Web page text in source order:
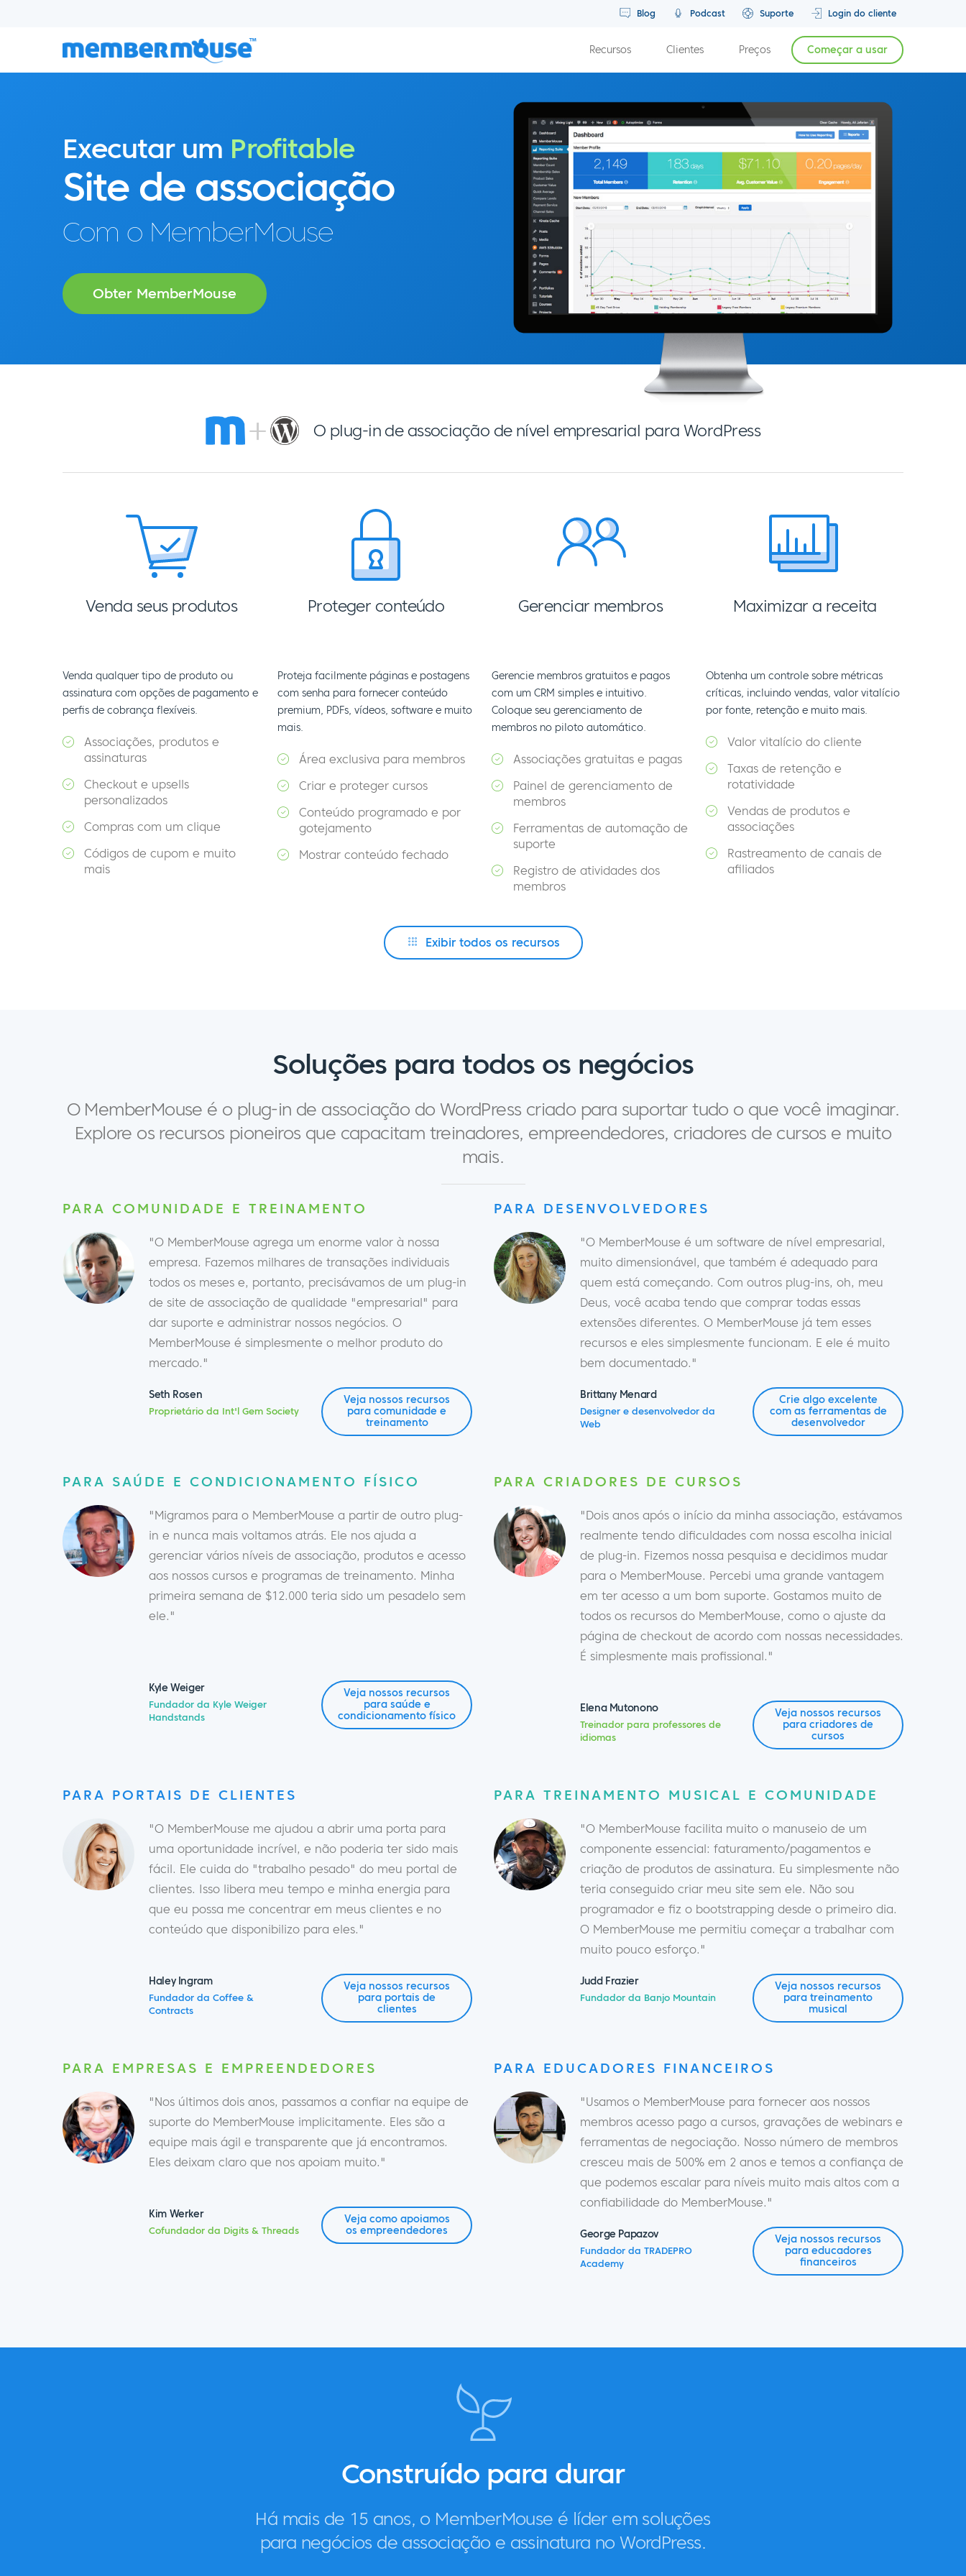
Blog Podcast Suporte Login do cliente
Recursos Clientes Preços Começar a usar
Executar um Profitable
Site de associação
Com o MemberMouse
Obter MemberMouse
O plug-in de associação de nível empresarial para WordPress
Venda seus produtos
Venda qualquer tipo de produto ou
assinatura com opções de pagamento e
perfis de cobrança flexíveis.
Associações, produtos e
assinaturas
Checkout e upsells
personalizados
Compras com um clique
Códigos de cupom e muito
mais
Proteger conteúdo
Proteja facilmente páginas e postagens
com senha para fornecer conteúdo
premium, PDFs, vídeos, software e muito
mais.
Área exclusiva para membros
Criar e proteger cursos
Conteúdo programado e por
gotejamento
Mostrar conteúdo fechado
Gerenciar membros
Gerencie membros gratuitos e pagos
com um CRM simples e intuitivo.
Coloque seu gerenciamento de
membros no piloto automático.
Associações gratuitas e pagas
Painel de gerenciamento de
membros
Ferramentas de automação de
suporte
Registro de atividades dos
membros
Maximizar a receita
Obtenha um controle sobre métricas
críticas, incluindo vendas, valor vitalício
por fonte, retenção e muito mais.
Valor vitalício do cliente
Taxas de retenção e
rotatividade
Vendas de produtos e
associações
Rastreamento de canais de
afiliados
Exibir todos os recursos
Soluções para todos os negócios
O MemberMouse é o plug-in de associação do WordPress criado para suportar tudo o que você imaginar.
Explore os recursos pioneiros que capacitam treinadores, empreendedores, criadores de cursos e muito
mais.
PARA COMUNIDADE E TREINAMENTO
"O MemberMouse agrega um enorme valor à nossa
empresa. Fazemos milhares de transações individuais
todos os meses e, portanto, precisávamos de um plug-in
de site de associação de qualidade "empresarial" para
dar suporte e administrar nossos negócios. O
MemberMouse é simplesmente o melhor produto do
mercado."
Seth Rosen
Proprietário da Int'l Gem Society
Veja nossos recursos
para comunidade e
treinamento
PARA DESENVOLVEDORES
"O MemberMouse é um software de nível empresarial,
muito dimensionável, que também é adequado para
quem está começando. Com outros plug-ins, oh, meu
Deus, você acaba tendo que comprar todas essas
extensões diferentes. O MemberMouse já tem esses
recursos e eles simplesmente funcionam. E ele é muito
bem documentado."
Brittany Menard
Designer e desenvolvedor da
Web
Crie algo excelente
com as ferramentas de
desenvolvedor
PARA SAÚDE E CONDICIONAMENTO FÍSICO
"Migramos para o MemberMouse a partir de outro plug-
in e nunca mais voltamos atrás. Ele nos ajuda a
gerenciar vários níveis de associação, produtos e acesso
aos nossos cursos e programas de treinamento. Minha
primeira semana de $12.000 teria sido um pesadelo sem
ele."
Kyle Weiger
Fundador da Kyle Weiger
Handstands
Veja nossos recursos
para saúde e
condicionamento físico
PARA CRIADORES DE CURSOS
"Dois anos após o início da minha associação, estávamos
realmente tendo dificuldades com nossa escolha inicial
de plug-in. Fizemos nossa pesquisa e decidimos mudar
para o MemberMouse. Percebi uma grande vantagem
em ter acesso a um bom suporte. Gostamos muito de
todos os recursos do MemberMouse, como o ajuste da
página de checkout de acordo com nossas necessidades.
É simplesmente mais profissional."
Elena Mutonono
Treinador para professores de
idiomas
Veja nossos recursos
para criadores de
cursos
PARA PORTAIS DE CLIENTES
"O MemberMouse me ajudou a abrir uma porta para
uma oportunidade incrível, e não poderia ter sido mais
fácil. Ele cuida do "trabalho pesado" do meu portal de
clientes. Isso libera meu tempo e minha energia para
que eu possa me concentrar em meus clientes e no
conteúdo que disponibilizo para eles."
Haley Ingram
Fundador da Coffee &
Contracts
Veja nossos recursos
para portais de
clientes
PARA TREINAMENTO MUSICAL E COMUNIDADE
"O MemberMouse facilita muito o manuseio de um
componente essencial: faturamento/pagamentos e
criação de produtos de assinatura. Eu simplesmente não
teria conseguido criar meu site sem ele. Não sou
programador e fiz o bootstrapping desde o primeiro dia.
O MemberMouse me permitiu começar a trabalhar com
muito pouco esforço."
Judd Frazier
Fundador da Banjo Mountain
Veja nossos recursos
para treinamento
musical
PARA EMPRESAS E EMPREENDEDORES
"Nos últimos dois anos, passamos a confiar na equipe de
suporte do MemberMouse implicitamente. Eles são a
equipe mais ágil e transparente que já encontramos.
Eles deixam claro que nos apoiam muito."
Kim Werker
Cofundador da Digits & Threads
Veja como apoiamos
os empreendedores
PARA EDUCADORES FINANCEIROS
"Usamos o MemberMouse para fornecer aos nossos
membros acesso pago a cursos, gravações de webinars e
ferramentas de negociação. Nosso número de membros
cresceu mais de 500% em 2 anos e temos a confiança de
que podemos escalar para níveis muito mais altos com a
confiabilidade do MemberMouse."
George Papazov
Fundador da TRADEPRO
Academy
Veja nossos recursos
para educadores
financeiros
Construído para durar
Há mais de 15 anos, o MemberMouse é líder em soluções
para negócios de associação e assinatura no WordPress.